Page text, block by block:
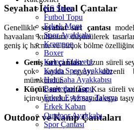
Seyahat İçin İdeal Çantalar
Genellikle seyahat sırt çantası
havaalanı kullanımı düşünülerek
geniş iç hacme ve birçok bölme
Geniş sırt çantası: Uzun süreli
çok sayıda eşyayı düzenli
mümkündür.
Küçük sırt çantası: Kısa süreli
için uygundur. Az sayıda eşya
Outdoor ve Kamp Çantaları
KS Store
Futbol Topu
Erkek Mont
Spor Ayakkabı
Krampon
Boxer
Kaleci Eldiveni
Kadın Spor Ayakkabı
Halı Saha Ayakkabısı
Basketbol Topu
Erkek Eşofman Takımı
Erkek Kaban
Outdoor Ayakkabı
Spor Çantası